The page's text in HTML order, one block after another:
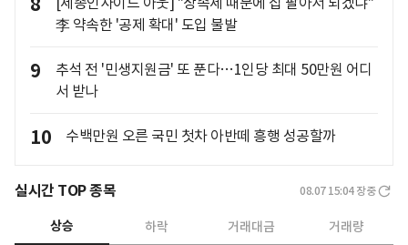
李 약속한 '공제 확대' 도입 불발
9
추석 전 '민생지원금' 또 푼다…1인당 최대 50만원 어디
서 받나
10 수백만원 오른 국민 첫차 아반떼 흥행 성공할까
실시간 TOP 종목 08.07 15:04 장중
상승 하락 거래대금 거래량